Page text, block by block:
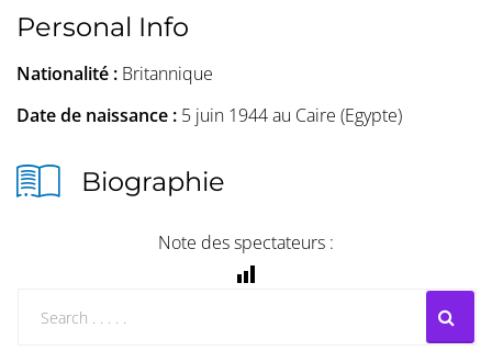
Personal Info
Nationalité : Britannique
Date de naissance : 5 juin 1944 au Caire (Egypte)
Biographie
Note des spectateurs :